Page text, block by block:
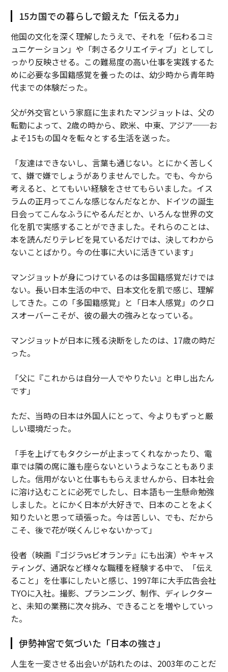
15カ国での暮らしで鍛えた「伝える力」
他国の文化を深く理解したうえで、それを「伝わるコミ
ュニケーション」や「刺さるクリエイティブ」としてし
っかり反映させる。この難易度の高い仕事を実践するた
めに必要な多国籍感覚を養ったのは、幼少時から青年時
代までの体験だった。
父が外交官という家庭に生まれたマンジョットは、父の
転勤によって、2歳の時から、欧米、中東、アジア──お
よそ15もの国々を転々とする生活を送った。
「友達はできないし、言葉も通じない。とにかく苦しく
て、嫌で嫌でしょうがありませんでした。でも、今から
考えると、とてもいい経験をさせてもらいました。イス
ラムの正月ってこんな感じなんだなとか、ドイツの誕生
日会ってこんなふうにやるんだとか、いろんな世界の文
化を肌で実感することができました。それらのことは、
本を読んだりテレビを見ているだけでは、決してわから
ないことばかり。今の仕事に大いに活きています」
マンジョットが身につけているのは多国籍感覚だけでは
ない。長い日本生活の中で、日本文化を肌で感じ、理解
してきた。この「多国籍感覚」と「日本人感覚」のクロ
スオーバーこそが、彼の最大の強みとなっている。
マンジョットが日本に残る決断をしたのは、17歳の時だ
った。
「父に『これからは自分一人でやりたい』と申し出たん
です」
ただ、当時の日本は外国人にとって、今よりもずっと厳
しい環境だった。
「手を上げてもタクシーが止まってくれなかったり、電
車では隣の席に誰も座らないというようなこともありま
した。信用がないと仕事ももらえませんから、日本社会
に溶け込むことに必死でしたし、日本語も一生懸命勉強
しました。とにかく日本が大好きで、日本のことをよく
知りたいと思って頑張った。今は苦しい、でも、だから
こそ、後で花が咲くんじゃないかって」
役者（映画『ゴジラvsビオランテ』にも出演）やキャス
ティング、通訳など様々な職種を経験する中で、「伝え
ること」を仕事にしたいと感じ、1997年に大手広告会社
TYOに入社。撮影、プランニング、制作、ディレクター
と、未知の業務に次々挑み、できることを増やしていっ
た。
伊勢神宮で気づいた「日本の強さ」
人生を一変させる出会いが訪れたのは、2003年のことだ